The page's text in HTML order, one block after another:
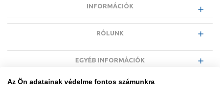
INFORMÁCIÓK
RÓLUNK
EGYÉB INFORMÁCIÓK
Az Ön adatainak védelme fontos számunkra